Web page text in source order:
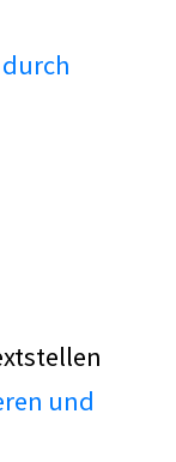
und